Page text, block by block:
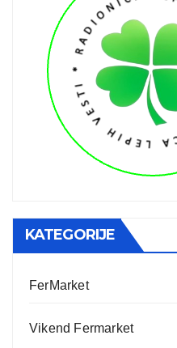
KATEGORIJE
FerMarket
Vikend Fermarket